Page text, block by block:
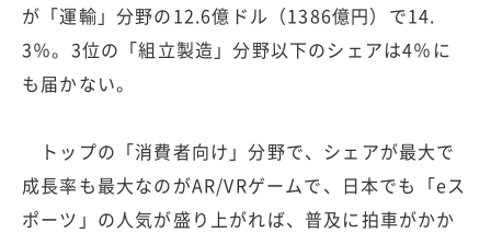
が「運輸」分野の12.6億ドル（1386億円）で14.
3％。3位の「組立製造」分野以下のシェアは4％に
も届かない。
トップの「消費者向け」分野で、シェアが最大で
成長率も最大なのがAR/VRゲームで、日本でも「eス
ポーツ」の人気が盛り上がれば、普及に拍車がかか